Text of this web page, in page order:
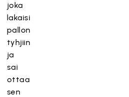
joka
lakaisi
pallon
tyhjiin
ja
sai
ottaa
sen